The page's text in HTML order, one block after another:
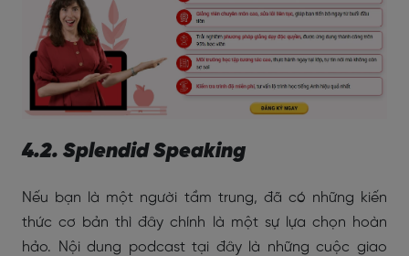
4.2. Splendid Speaking
Nếu bạn là một người tầm trung, đã có những kiến
thức cơ bản thì đây chính là một sự lựa chọn hoàn
hảo. Nội dung podcast tại đây là những cuộc giao